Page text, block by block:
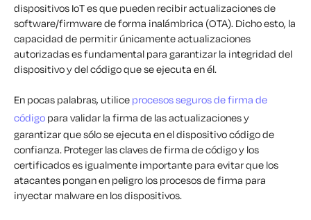
dispositivos IoT es que pueden recibir actualizaciones de
software/firmware de forma inalámbrica (OTA). Dicho esto, la
capacidad de permitir únicamente actualizaciones
autorizadas es fundamental para garantizar la integridad del
dispositivo y del código que se ejecuta en él.
En pocas palabras, utilice procesos seguros de firma de
código para validar la firma de las actualizaciones y
garantizar que sólo se ejecuta en el dispositivo código de
confianza. Proteger las claves de firma de código y los
certificados es igualmente importante para evitar que los
atacantes pongan en peligro los procesos de firma para
inyectar malware en los dispositivos.